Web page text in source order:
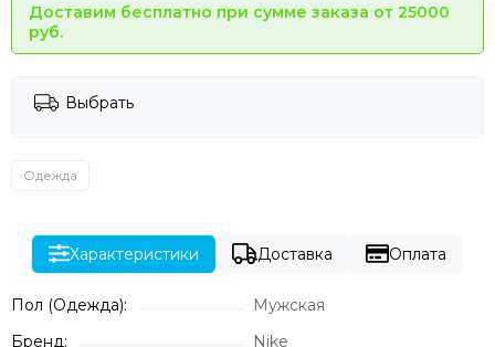
Доставим бесплатно при сумме заказа от 25000
руб.
Выбрать
Одежда
Характеристики Доставка Оплата
Пол (Одежда):
Мужская
Бренд:
Nike